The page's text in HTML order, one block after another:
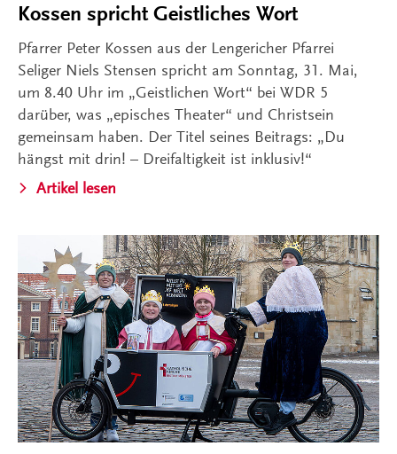
Kossen spricht Geistliches Wort
Pfarrer Peter Kossen aus der Lengericher Pfarrei
Seliger Niels Stensen spricht am Sonntag, 31. Mai,
um 8.40 Uhr im „Geistlichen Wort“ bei WDR 5
darüber, was „episches Theater“ und Christsein
gemeinsam haben. Der Titel seines Beitrags: „Du
hängst mit drin! – Dreifaltigkeit ist inklusiv!“
Artikel lesen